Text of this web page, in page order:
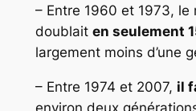
– Entre 1960 et 1973, le
doublait en seulement
largement moins d’une
– Entre 1974 et 2007, il
environ deux